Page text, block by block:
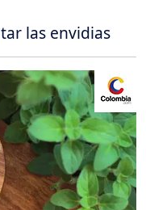
las envidias